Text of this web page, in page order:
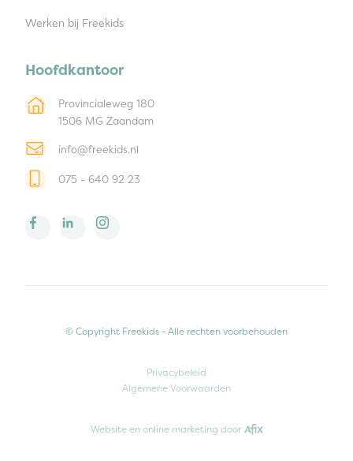
Werken bij Freekids
Hoofdkantoor
Provincialeweg 180
1506 MG Zaandam
info@freekids.nl
075 - 640 92 23
© Copyright Freekids - Alle rechten voorbehouden
Privacybeleid
Algemene Voorwaarden
Website en online marketing door